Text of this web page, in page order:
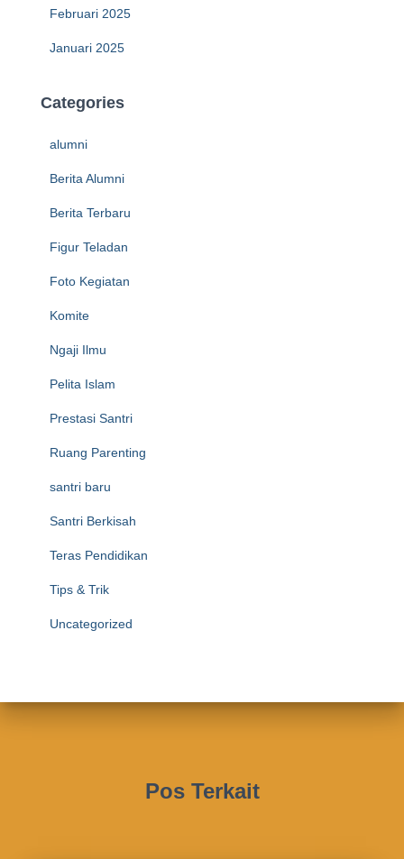
Februari 2025
Januari 2025
Categories
alumni
Berita Alumni
Berita Terbaru
Figur Teladan
Foto Kegiatan
Komite
Ngaji Ilmu
Pelita Islam
Prestasi Santri
Ruang Parenting
santri baru
Santri Berkisah
Teras Pendidikan
Tips & Trik
Uncategorized
Pos Terkait